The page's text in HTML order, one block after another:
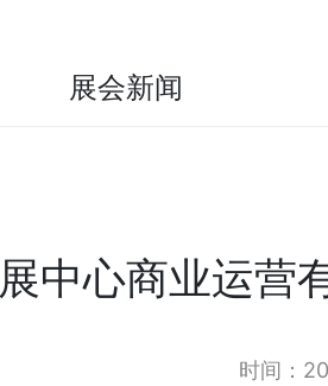
展会新闻
中心商业运营
时间：